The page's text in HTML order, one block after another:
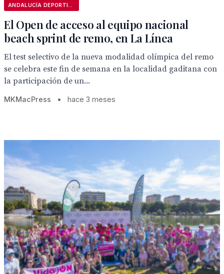
El Open de acceso al equipo nacional
beach sprint de remo, en La Línea
El test selectivo de la nueva modalidad olímpica del remo
se celebra este fin de semana en la localidad gaditana con
la participación de un...
MKMacPress • hace 3 meses